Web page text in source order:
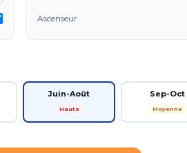
Ascenseur
Juin-Août
Haute
Sep-Oct
Moyenne